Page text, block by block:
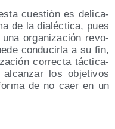
cues­tión es deli­ca­
de la dia­léc­ti­ca, pues
orga­ni­za­ción revo­
con­du­cir­la a su fin,
correc­ta tác­ti­ca­
los obje­ti­vos
de no caer en un